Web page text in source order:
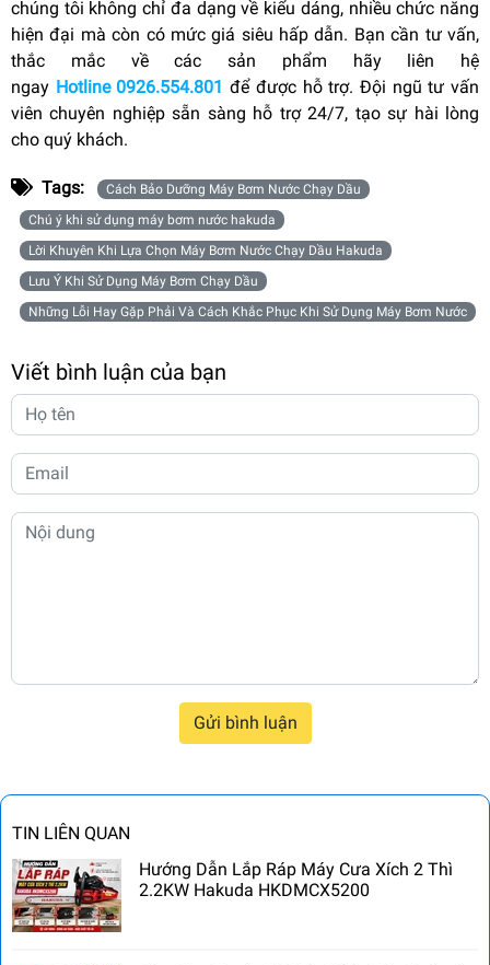
TIN LIÊN QUAN
Hướng Dẫn Lắp Ráp Máy Cưa Xích 2 Thì
2.2KW Hakuda HKDMCX5200
chúng tôi không chỉ đa dạng về kiểu dáng, nhiều chức năng
hiện đại mà còn có mức giá siêu hấp dẫn. Bạn cần tư vấn,
thắc mắc về các sản phẩm hãy liên hệ
ngay Hotline0926.554.801 để được hỗ trợ. Đội ngũ tư vấn
viên chuyên nghiệp sẵn sàng hỗ trợ 24/7, tạo sự hài lòng
cho quý khách.
Tags:
Cách Bảo Dưỡng Máy Bơm Nước Chạy Dầu
Chú ý khi sử dụng máy bơm nước hakuda
Lời Khuyên Khi Lựa Chọn Máy Bơm Nước Chạy Dầu Hakuda
Lưu Ý Khi Sử Dụng Máy Bơm Chạy Dầu
Những Lỗi Hay Gặp Phải Và Cách Khắc Phục Khi Sử Dụng Máy Bơm Nước
Viết bình luận của bạn
Gửi bình luận